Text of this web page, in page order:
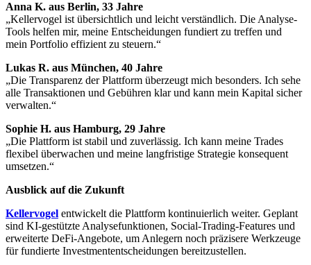
Anna K. aus Berlin, 33 Jahre
„Kellervogel ist übersichtlich und leicht verständlich. Die Analyse-
Tools helfen mir, meine Entscheidungen fundiert zu treffen und
mein Portfolio effizient zu steuern.“
Lukas R. aus München, 40 Jahre
„Die Transparenz der Plattform überzeugt mich besonders. Ich sehe
alle Transaktionen und Gebühren klar und kann mein Kapital sicher
verwalten.“
Sophie H. aus Hamburg, 29 Jahre
„Die Plattform ist stabil und zuverlässig. Ich kann meine Trades
flexibel überwachen und meine langfristige Strategie konsequent
umsetzen.“
Ausblick auf die Zukunft
Kellervogel entwickelt die Plattform kontinuierlich weiter. Geplant
sind KI-gestützte Analysefunktionen, Social-Trading-Features und
erweiterte DeFi-Angebote, um Anlegern noch präzisere Werkzeuge
für fundierte Investmententscheidungen bereitzustellen.